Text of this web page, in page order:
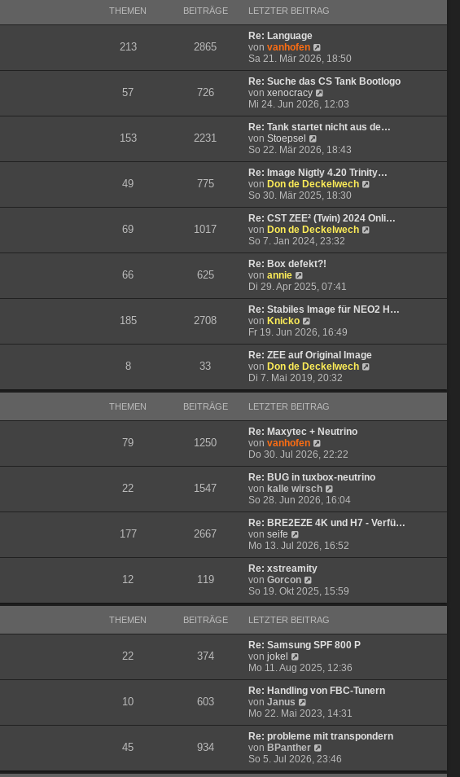
r
a
g
B
e
t
r
a
g
s
t
e
r
B
e
i
t
r
a
g
THEMEN BEITRÄGE LETZTER BEITRAG
213 2865
Re: Language
von vanhofen
e
u
e
s
e
r
e
i
t
r
a
g
Sa 21. Mär 2026, 18:50
57 726
Re: Suche das CS Tank Bootlogo
von xenocracy
e
u
e
e
r
B
e
i
t
r
a
g
Mi 24. Jun 2026, 12:03
153 2231
Re: Tank startet nicht aus de…
von Stoepsel
e
u
e
s
t
e
r
B
e
i
t
a
g
So 22. Mär 2026, 18:43
49 775
Re: Image Nigtly 4.20 Trinity…
von Don de Deckelwech
u
e
e
i
t
g
So 30. Mär 2025, 18:30
69 1017
Re: CST ZEE² (Twin) 2024 Onli…
von Don de Deckelwech
u
e
r
i
t
g
So 7. Jan 2024, 23:32
66 625
Re: Box defekt?!
von annie
e
u
e
s
t
e
r
B
e
i
r
a
g
Di 29. Apr 2025, 07:41
185 2708
Re: Stabiles Image für NEO2 H…
von Knicko
e
u
e
s
t
e
B
e
i
t
r
a
g
Fr 19. Jun 2026, 16:49
8 33
Re: ZEE auf Original Image
von Don de Deckelwech
u
t
e
i
a
g
Di 7. Mai 2019, 20:32
THEMEN BEITRÄGE LETZTER BEITRAG
79 1250
Re: Maxytec + Neutrino
von vanhofen
e
u
e
s
e
r
e
i
a
g
Do 30. Jul 2026, 22:22
22 1547
Re: BUG in tuxbox-neutrino
von kalle wirsch
e
u
e
t
e
e
i
a
g
So 28. Jun 2026, 16:04
177 2667
Re: BRE2EZE 4K und H7 - Verfü…
von seife
e
u
e
s
t
e
B
e
i
r
a
g
Mo 13. Jul 2026, 16:52
12 119
Re: xstreamity
von Gorcon
e
u
s
t
e
B
e
i
r
a
g
So 19. Okt 2025, 15:59
THEMEN BEITRÄGE LETZTER BEITRAG
22 374
Re: Samsung SPF 800 P
von jokel
e
u
e
s
t
e
r
B
e
i
Mo 11. Aug 2025, 12:36
10 603
Re: Handling von FBC-Tunern
von Janus
e
u
e
s
t
e
Mo 22. Mai 2023, 14:31
45 934
Re: probleme mit transpondern
von BPanther
e
u
So 5. Jul 2026, 23:46